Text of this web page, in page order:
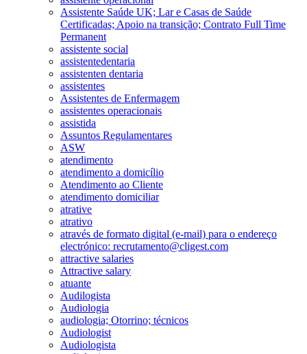
Assistente Saúde UK; Lar e Casas de Saúde
Certificadas; Apoio na transição; Contrato Full Time
Permanent
assistente social
assistentedentaria
assistenten dentaria
assistentes
Assistentes de Enfermagem
assistentes operacionais
assistida
Assuntos Regulamentares
ASW
atendimento
atendimento a domicílio
Atendimento ao Cliente
atendimento domiciliar
atrative
atrativo
através de formato digital (e-mail) para o endereço
electrónico: recrutamento@cligest.com
attractive salaries
Attractive salary
atuante
Audilogista
Audiologia
audiologia; Otorrino; técnicos
Audiologist
Audiologista